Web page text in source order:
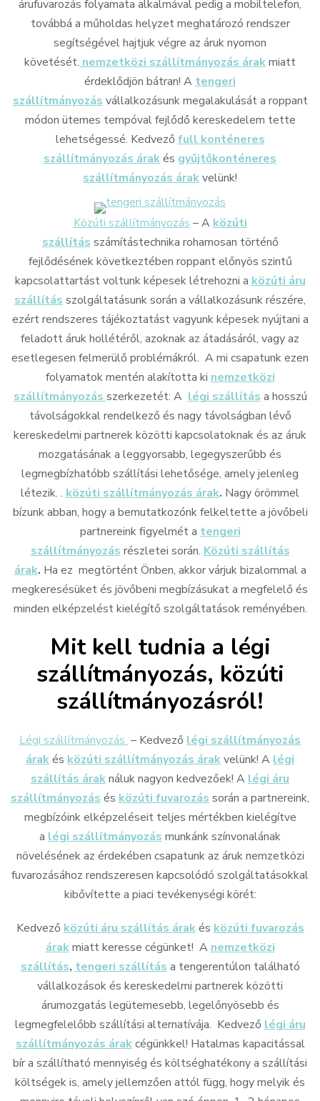
árufuvarozás folyamata alkalmával pedig a mobiltelefon,
továbbá a műholdas helyzet meghatározó rendszer
segítségével hajtjuk végre az áruk nyomon
követését. nemzetközi szállítmányozás árakmiatt
érdeklődjön bátran! A tengeri
szállítmányozás vállalkozásunk megalakulását a roppant
módon ütemes tempóval fejlődő kereskedelem tette
lehetségessé. Kedvező full konténeres
szállítmányozás árakés gyűjtőkonténeres
szállítmányozás árakvelünk!
Közúti szállítmányozás – A közúti
szállítás számítástechnika rohamosan történő
fejlődésének következtében roppant előnyös szintű
kapcsolattartást voltunk képesek létrehozni a közúti áru
szállítás szolgáltatásunk során a vállalkozásunk részére,
ezért rendszeres tájékoztatást vagyunk képesek nyújtani a
feladott áruk hollétéről, azoknak az átadásáról, vagy az
esetlegesen felmerülő problémákról. A mi csapatunk ezen
folyamatok mentén alakította ki nemzetközi
szállítmányozás szerkezetét: A légi szállítás a hosszú
távolságokkal rendelkező és nagy távolságban lévő
kereskedelmi partnerek közötti kapcsolatoknak és az áruk
mozgatásának a leggyorsabb, legegyszerűbb és
legmegbízhatóbb szállítási lehetősége, amely jelenleg
létezik. . közúti szállítmányozás árak. Nagy örömmel
bízunk abban, hogy a bemutatkozónk felkeltette a jövőbeli
partnereink figyelmét a tengeri
szállítmányozás részletei során. Közúti szállítás
árak. Ha ez megtörtént Önben, akkor várjuk bizalommal a
megkeresésüket és jövőbeni megbízásukat a megfelelő és
minden elképzelést kielégítő szolgáltatások reményében.
Mit kell tudnia a légi
szállítmányozás, közúti
szállítmányozásról!
Légi szállítmányozás – Kedvező légi szállítmányozás
árakés közúti szállítmányozás árakvelünk! A légi
szállítás áraknáluk nagyon kedvezőek! A légi áru
szállítmányozás és közúti fuvarozás során a partnereink,
megbízóink elképzeléseit teljes mértékben kielégítve
a légi szállítmányozás munkánk színvonalának
növelésének az érdekében csapatunk az áruk nemzetközi
fuvarozásához rendszeresen kapcsolódó szolgáltatásokkal
kibővítette a piaci tevékenységi körét:
Kedvező közúti áru szállítás árakés közúti fuvarozás
árakmiatt keresse cégünket! A nemzetközi
szállítás, tengeri szállítás a tengerentúlon található
vállalkozások és kereskedelmi partnerek közötti
árumozgatás legütemesebb, legelőnyösebb és
legmegfelelőbb szállítási alternatívája. Kedvező légi áru
szállítmányozás árakcégünkkel! Hatalmas kapacitással
bír a szállítható mennyiség és költséghatékony a szállítási
költségek is, amely jellemzően attól függ, hogy melyik és